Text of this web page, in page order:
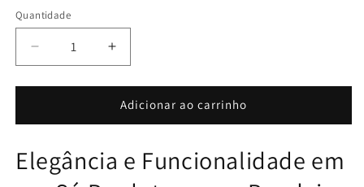
Quantidade
Diminuir
a
quantidade
Bandeja
em
Madeira
Aumentar
a
quantidade
de
Bandeja
em
Madeira
Adicionar ao carrinho
Elegância e Funcionalidade em